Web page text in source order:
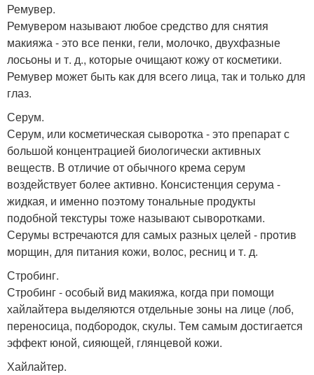
Ремувер.
Ремувером называют любое средство для снятия
макияжа - это все пенки, гели, молочко, двухфазные
лосьоны и т. д., которые очищают кожу от косметики.
Ремувер может быть как для всего лица, так и только для
глаз.
Серум.
Серум, или косметическая сыворотка - это препарат с
большой концентрацией биологически активных
веществ. В отличие от обычного крема серум
воздействует более активно. Консистенция серума -
жидкая, и именно поэтому тональные продукты
подобной текстуры тоже называют сыворотками.
Серумы встречаются для самых разных целей - против
морщин, для питания кожи, волос, ресниц и т. д.
Стробинг.
Стробинг - особый вид макияжа, когда при помощи
хайлайтера выделяются отдельные зоны на лице (лоб,
переносица, подбородок, скулы. Тем самым достигается
эффект юной, сияющей, глянцевой кожи.
Хайлайтер.